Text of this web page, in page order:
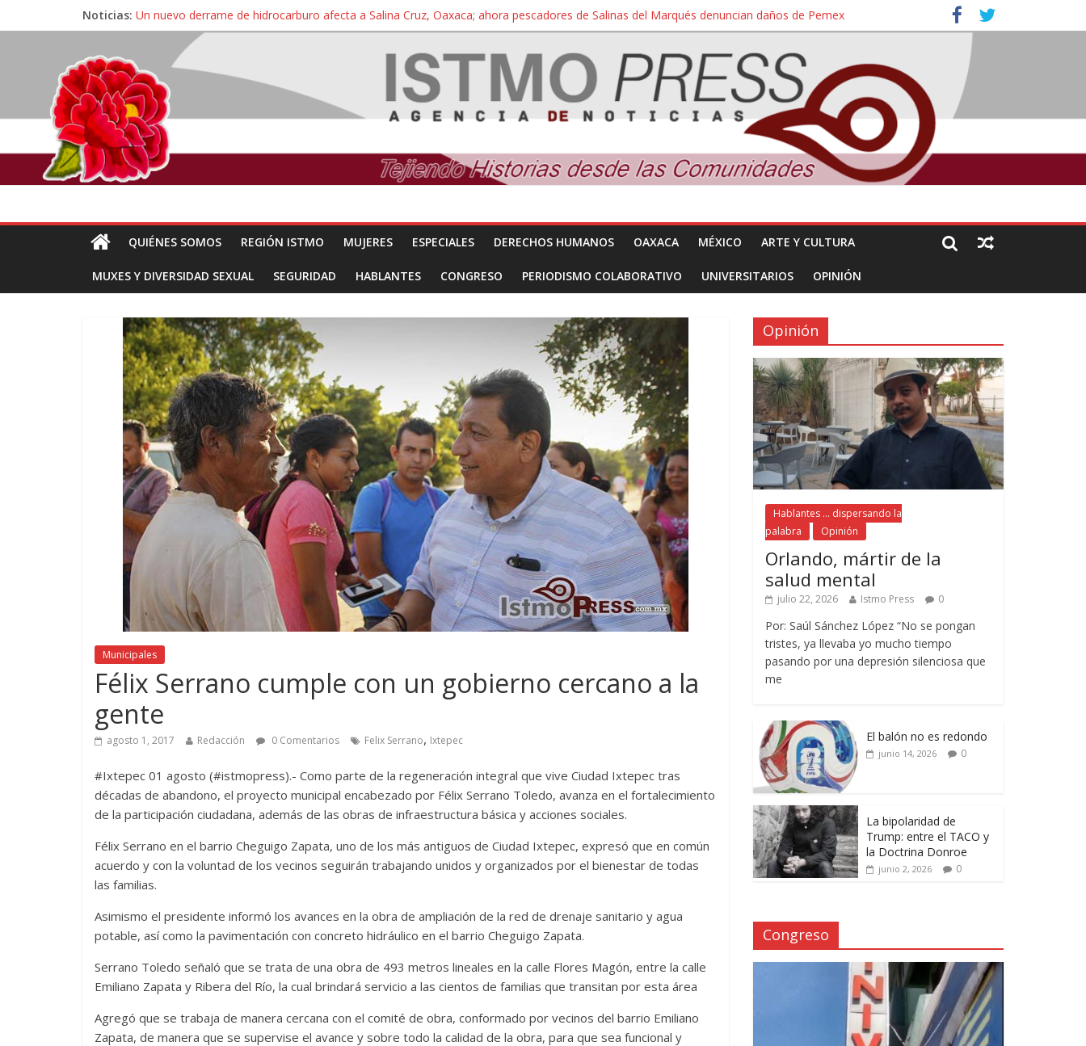
Noticias: Un nuevo derrame de hidrocarburo afecta a Salina Cruz, Oaxaca; ahora pescadores de Salinas del Marqués denuncian daños de Pemex
Ángel, el joven autista expulsado por la Universidad Bienestar de Ixtepec, Oaxaca vuelve a las aulas tras amparo
Familiares de periodista Alejandro Leyva se reúnen con titular de la SEGOB y exigen detener a los autores materiales e intelectuales de su asesinato
Alertan pescadores de Juchitán, Oaxaca de nuevo despojo de su territorio para construir un parque eólico
Pescadores y comuneros ikoots detienen la extracción ilegal de material pétreo de gravera Oyamel
QUIÉNES SOMOS REGIÓN ISTMO MUJERES ESPECIALES DERECHOS HUMANOS OAXACA MÉXICO ARTE Y CULTURA
MUXES Y DIVERSIDAD SEXUAL SEGURIDAD HABLANTES CONGRESO PERIODISMO COLABORATIVO UNIVERSITARIOS OPINIÓN
Municipales
Félix Serrano cumple con un gobierno cercano a la
gente
agosto 1, 2017 Redacción 0 Comentarios Felix Serrano, Ixtepec
#Ixtepec 01 agosto (#istmopress).- Como parte de la regeneración integral que vive Ciudad Ixtepec tras
décadas de abandono, el proyecto municipal encabezado por Félix Serrano Toledo, avanza en el fortalecimiento
de la participación ciudadana, además de las obras de infraestructura básica y acciones sociales.
Félix Serrano en el barrio Cheguigo Zapata, uno de los más antiguos de Ciudad Ixtepec, expresó que en común
acuerdo y con la voluntad de los vecinos seguirán trabajando unidos y organizados por el bienestar de todas
las familias.
Asimismo el presidente informó los avances en la obra de ampliación de la red de drenaje sanitario y agua
potable, así como la pavimentación con concreto hidráulico en el barrio Cheguigo Zapata.
Serrano Toledo señaló que se trata de una obra de 493 metros lineales en la calle Flores Magón, entre la calle
Emiliano Zapata y Ribera del Río, la cual brindará servicio a las cientos de familias que transitan por esta área
Agregó que se trabaja de manera cercana con el comité de obra, conformado por vecinos del barrio Emiliano
Zapata, de manera que se supervise el avance y sobre todo la calidad de la obra, para que sea funcional y
Opinión
Hablantes ... dispersando la
palabra
Opinión
Orlando, mártir de la
salud mental
julio 22, 2026 Istmo Press 0
Por: Saúl Sánchez López “No se pongan
tristes, ya llevaba yo mucho tiempo
pasando por una depresión silenciosa que
me
El balón no es redondo
junio 14, 2026 0
La bipolaridad de
Trump: entre el TACO y
la Doctrina Donroe
junio 2, 2026 0
Congreso